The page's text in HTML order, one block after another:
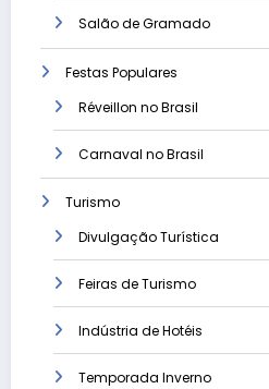
Salão de Gramado
Festas Populares
Réveillon no Brasil
Carnaval no Brasil
Turismo
Divulgação Turística
Feiras de Turismo
Indústria de Hotéis
Temporada Inverno